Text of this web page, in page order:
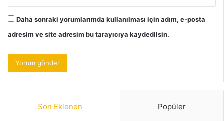
Daha sonraki yorumlarımda kullanılması için adım, e-posta
adresim ve site adresim bu tarayıcıya kaydedilsin.
Son Eklenen Popüler